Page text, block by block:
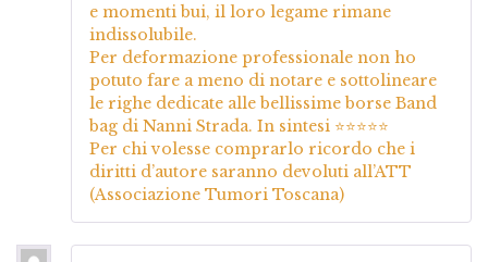
e momenti bui, il loro legame rimane
indissolubile.
Per deformazione professionale non ho
potuto fare a meno di notare e sottolineare
le righe dedicate alle bellissime borse Band
bag di Nanni Strada. In sintesi ⭐⭐⭐⭐⭐
Per chi volesse comprarlo ricordo che i
diritti d’autore saranno devoluti all’ATT
(Associazione Tumori Toscana)